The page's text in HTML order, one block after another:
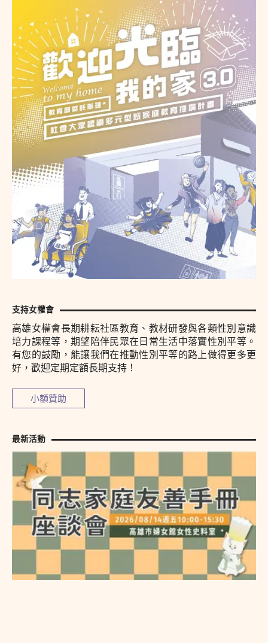
支持女權會
高雄女權會長期耕耘社區教育、教材研發與各類性別意識
培力課程等，期望陪伴民眾在日常生活中落實性別平等。
有您的鼓勵，能讓我們在推動性別平等的路上做得更多更
好，歡迎定期定額長期支持！
小額贊助
最新活動